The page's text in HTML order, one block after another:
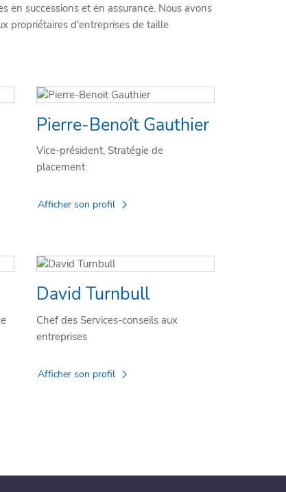
en successions et en assurance. Nous avons
propriétaires d'entreprises de taille
Pierre-Benoît Gauthier
Vice-président, Stratégie de
placement
Afficher son profil
David Turnbull
Chef des Services-conseils aux
entreprises
Afficher son profil